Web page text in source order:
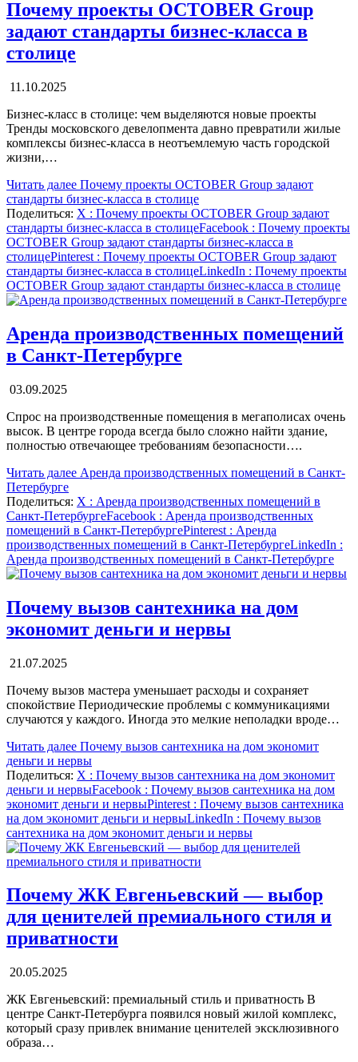
Почему проекты OCTOBER Group
задают стандарты бизнес-класса в
столице
11.10.2025
Бизнес-класс в столице: чем выделяются новые проекты
Тренды московского девелопмента давно превратили жилые
комплексы бизнес-класса в неотъемлемую часть городской
жизни,…
Читать далее Почему проекты OCTOBER Group задают
стандарты бизнес-класса в столице
Поделиться: X : Почему проекты OCTOBER Group задают
стандарты бизнес-класса в столицеFacebook : Почему проекты
OCTOBER Group задают стандарты бизнес-класса в
столицеPinterest : Почему проекты OCTOBER Group задают
стандарты бизнес-класса в столицеLinkedIn : Почему проекты
OCTOBER Group задают стандарты бизнес-класса в столице
Аренда производственных помещений
в Санкт-Петербурге
03.09.2025
Спрос на производственные помещения в мегаполисах очень
высок. В центре города всегда было сложно найти здание,
полностью отвечающее требованиям безопасности….
Читать далее Аренда производственных помещений в Санкт-
Петербурге
Поделиться: X : Аренда производственных помещений в
Санкт-ПетербургеFacebook : Аренда производственных
помещений в Санкт-ПетербургеPinterest : Аренда
производственных помещений в Санкт-ПетербургеLinkedIn :
Аренда производственных помещений в Санкт-Петербурге
Почему вызов сантехника на дом
экономит деньги и нервы
21.07.2025
Почему вызов мастера уменьшает расходы и сохраняет
спокойствие Периодические проблемы с коммуникациями
случаются у каждого. Иногда это мелкие неполадки вроде…
Читать далее Почему вызов сантехника на дом экономит
деньги и нервы
Поделиться: X : Почему вызов сантехника на дом экономит
деньги и нервыFacebook : Почему вызов сантехника на дом
экономит деньги и нервыPinterest : Почему вызов сантехника
на дом экономит деньги и нервыLinkedIn : Почему вызов
сантехника на дом экономит деньги и нервы
Почему ЖК Евгеньевский — выбор
для ценителей премиального стиля и
приватности
20.05.2025
ЖК Евгеньевский: премиальный стиль и приватность В
центре Санкт-Петербурга появился новый жилой комплекс,
который сразу привлек внимание ценителей эксклюзивного
образа…